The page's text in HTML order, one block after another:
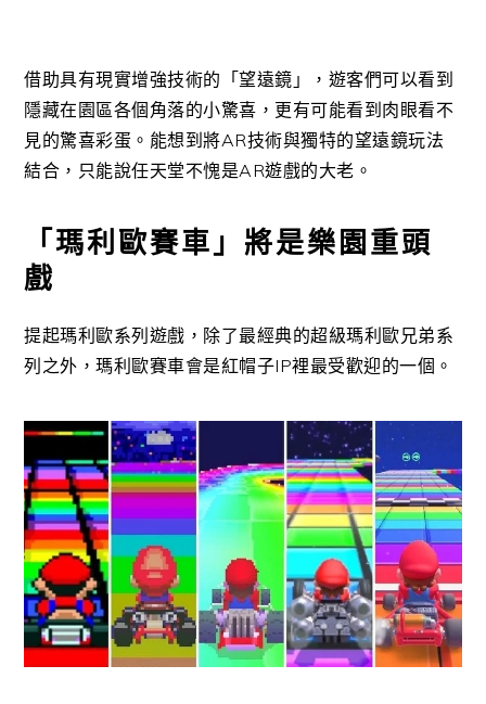
借助具有現實增強技術的「望遠鏡」，遊客們可以看到
隱藏在園區各個角落的小驚喜，更有可能看到肉眼看不
見的驚喜彩蛋。能想到將AR技術與獨特的望遠鏡玩法
結合，只能說任天堂不愧是AR遊戲的大老。
「瑪利歐賽車」將是樂園重頭
戲
提起瑪利歐系列遊戲，除了最經典的超級瑪利歐兄弟系
列之外，瑪利歐賽車會是紅帽子IP裡最受歡迎的一個。